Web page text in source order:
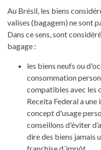
Au Brésil, les biens
valises (bagagem) ne sont
Dans ce sens, sont
bagage :
les biens neufs ou
consommation
compatibles avec les
Receita Federal a
concept d'usage
conseillons d'éviter
dire des biens jamais